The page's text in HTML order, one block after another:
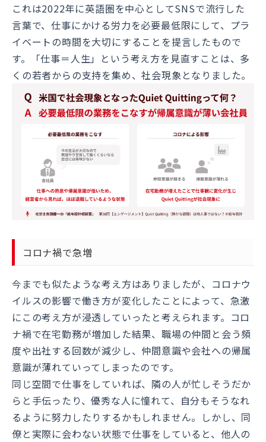
これは2022年に英語圏を中心としてSNSで流行した
言葉で、仕事にかける労力を必要最低限にして、プラ
イベートの時間を大切にすることを提言したもので
す。「仕事＝人生」という考え方を見直すことは、多
くの若者からの支持を集め、社会現象となりました。
コロナ禍で急増
今までも似たような考え方はありましたが、コロナウ
イルスの影響で働き方が変化したことによって、急激
にこの考え方が浸透していったと考えられます。コロ
ナ禍で在宅勤務が増加した結果、職場の仲間と会う頻
度や出社する回数が減少し、仲間意識や会社への帰属
意識が薄れていってしまったのです。
同じ空間で仕事をしていれば、隣の人が忙しそうだか
らと手伝ったり、優秀な人に憧れて、自分もそうなれ
るように努力したりするかもしれません。しかし、同
僚と実際に会わない状態で仕事をしていると、他人の